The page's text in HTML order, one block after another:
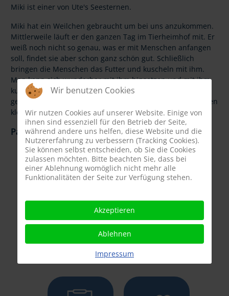
Miki ist einer von Ute's Seesternen.
Miki hat ein Weilchen gebraucht um bei uns anzukommen.
Mittlerweile läuft er den ganzen Tag im Tierheimhof mit. Er
weiß noch nicht so genau, was er mit Menschen anfangen
soll, findet sie aber schon ganz schön gut. Schließlich
bringen die Menschen das Futter und kuscheln mit ihm.
Man kann sich wunderbar mit ihm hinsetzen und mit ihm
kuscheln, nach ein paar Sekunden genießt er es sehr. Er
geht ganz gut an der Leine, versucht aber manchmal seinen
kleinen Dickkopf durchzusetzen. Aber alles ganz harmlos.
Patenschaft:Utes Seesterne
Vermittlungs
Wir benutzen Cookies
Wir nutzen Cookies auf unserer Website. Einige von
ihnen sind essenziell für den Betrieb der Seite,
während andere uns helfen, diese Website und die
Nutzererfahrung zu verbessern (Tracking Cookies).
Sie können selbst entscheiden, ob Sie die Cookies
zulassen möchten. Bitte beachten Sie, dass bei
einer Ablehnung womöglich nicht mehr alle
Funktionalitäten der Seite zur Verfügung stehen.
Akzeptieren
Ablehnen
Impressum